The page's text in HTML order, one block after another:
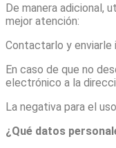
De manera adicional,
mejor atención:
Contactarlo y
En caso de que no
electrónico a la
La negativa para el
¿Qué datos